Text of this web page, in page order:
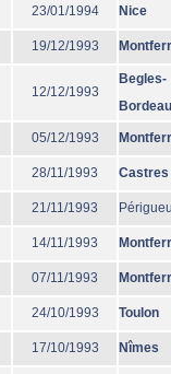
23/01/1994 Nice
19/12/1993
12/12/1993
Begles-
05/12/1993
28/11/1993 Castres
21/11/1993
14/11/1993
07/11/1993
24/10/1993 Toulon
17/10/1993 Nîmes